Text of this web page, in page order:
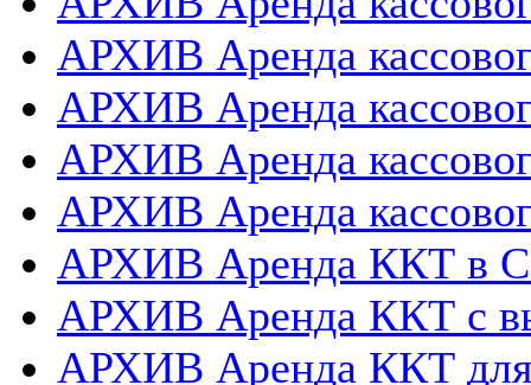
АРХИВ Аренда
АРХИВ Аренда
АРХИВ Аренда
АРХИВ Аренда
АРХИВ Аренда ККТ в
АРХИВ Аренда ККТ с
АРХИВ Аренда ККТ для